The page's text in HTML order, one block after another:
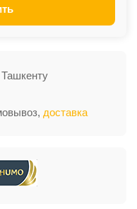
Ташкенту
доставка